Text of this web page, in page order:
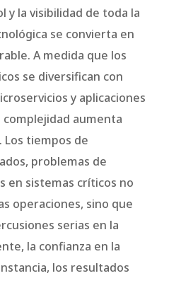
y la visibilidad de toda la
se convierta en
A medida que los
se diversifican con
y aplicaciones
aumenta
tiempos de
problemas de
en sistemas críticos no
operaciones, sino que
serias en la
la confianza en la
los resultados